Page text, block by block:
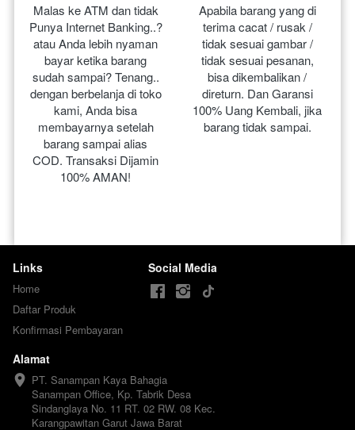
Malas ke ATM dan tidak
Punya Internet Banking..?
atau Anda lebih nyaman
bayar ketika barang
sudah sampai? Tenang..
dengan berbelanja di toko
kami, Anda bisa
membayarnya setelah
barang sampai alias
COD. Transaksi Dijamin
100% AMAN!
Apabila barang yang di
terima cacat / rusak /
tidak sesuai gambar /
tidak sesuai pesanan,
bisa dikembalikan /
direturn. Dan Garansi
100% Uang Kembali, jika
barang tidak sampai.
Links
Home
Daftar Produk
Konfirmasi Pembayaran
Social Media
Alamat
PT. Sanampan Kaya Bahagia
Sanampan Office, Kp. Tabrik Desa
Sindanglaya No. 11 RT. 02 RW. 08 Kec.
Karangpawitan Garut Jawa Barat